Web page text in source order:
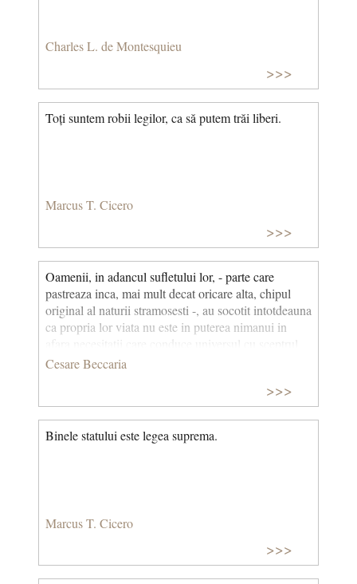
Charles L. de Montesquieu
>>>
Toți suntem robii legilor, ca să putem trăi liberi.
Marcus T. Cicero
>>>
Oamenii, in adancul sufletului lor, - parte care
pastreaza inca, mai mult decat oricare alta, chipul
original al naturii stramosesti -, au socotit intotdeauna
ca propria lor viata nu este in puterea nimanui in
sau de fier.
Cesare Beccaria
>>>
Binele statului este legea suprema.
Marcus T. Cicero
>>>